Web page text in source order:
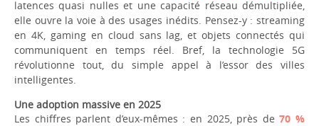
latences quasi nulles et une capacité réseau démultipliée,
elle ouvre la voie à des usages inédits. Pensez-y : streaming
en 4K, gaming en cloud sans lag, et objets connectés qui
communiquent en temps réel. Bref, la technologie 5G
révolutionne tout, du simple appel à l’essor des villes
intelligentes.
Une adoption massive en 2025
Les chiffres parlent d’eux-mêmes : en 2025, près de70 %